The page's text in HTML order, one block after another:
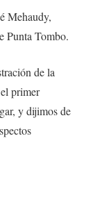
Mehaudy,
Punta Tombo.
de la
primer
y dijimos de